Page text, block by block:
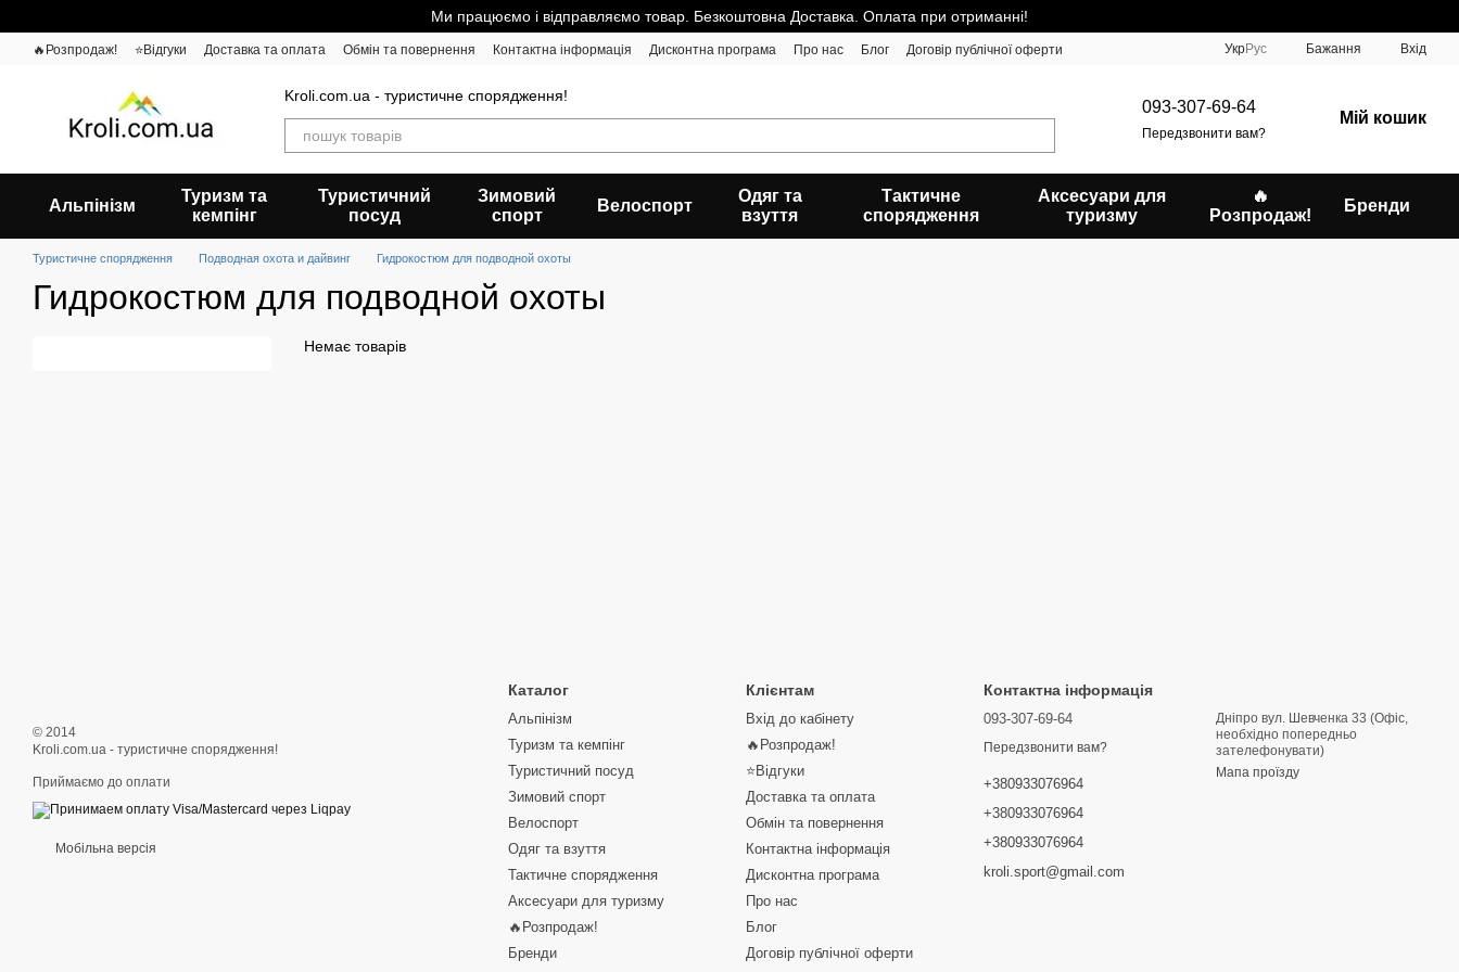
Ми працюємо і відправляємо товар. Безкоштовна Доставка. Оплата при отриманні!
🔥Розпродаж! ⭐Відгуки Доставка та оплата Обмін та повернення Контактна інформація Дисконтна програма Про нас Блог Договір публічної оферти УкрРус Бажання Вхід
Kroli.com.ua - туристичне спорядження!
093-307-69-64
Передзвонити вам?
Мій кошик
Альпінізм
Туризм та
кемпінг
Туристичний
посуд
Зимовий
спорт
Велоспорт
Одяг та
взуття
Тактичне
спорядження
Аксесуари для
туризму
🔥
Розпродаж!
Бренди
Туристичне спорядження Подводная охота и дайвинг Гидрокостюм для подводной охоты
Гидрокостюм для подводной охоты
Немає товарів
© 2014
Kroli.com.ua - туристичне спорядження!
Приймаємо до оплати
Мобільна версія
Каталог
Альпінізм
Туризм та кемпінг
Туристичний посуд
Зимовий спорт
Велоспорт
Одяг та взуття
Тактичне спорядження
Аксесуари для туризму
🔥Розпродаж!
Бренди
Клієнтам
Вхід до кабінету
🔥Розпродаж!
⭐Відгуки
Доставка та оплата
Обмін та повернення
Контактна інформація
Дисконтна програма
Про нас
Блог
Договір публічної оферти
Контактна інформація
093-307-69-64
Передзвонити вам?
+380933076964
+380933076964
+380933076964
kroli.sport@gmail.com
Дніпро вул. Шевченка 33 (Офіс,
необхідно попередньо
зателефонувати)
Мапа проїзду